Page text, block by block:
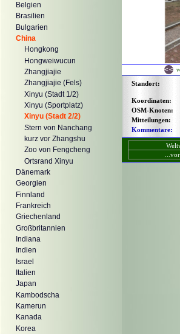
Belgien
Brasilien
Bulgarien
China
Hongkong
Hongweiwucun
Zhangjiajie
Zhangjiajie (Fels)
Xinyu (Stadt 1/2)
Xinyu (Sportplatz)
Xinyu (Stadt 2/2)
Stern von Nanchang
kurz vor Zhangshu
Zoo von Fengcheng
Ortsrand Xinyu
Dänemark
Georgien
Finnland
Frankreich
Griechenland
Großbritannien
Indiana
Indien
Israel
Italien
Japan
Kambodscha
Kamerun
Kanada
Korea
Standort:
Koordinaten:
OSM-Knoten:
Mitteilungen:
Kommentare: